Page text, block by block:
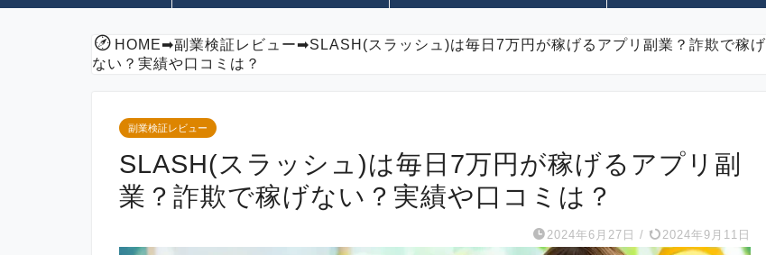
HOME➡副業検証レビュー➡SLASH(スラッシュ)は毎日7万円が稼げるアプリ副業？詐欺で稼げ
ない？実績や口コミは？
副業検証レビュー
SLASH(スラッシュ)は毎日7万円が稼げるアプリ副
業？詐欺で稼げない？実績や口コミは？
2024年6月27日 / 2024年9月11日